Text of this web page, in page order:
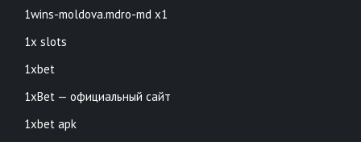
1wins-moldova.mdro-md x1
1x slots
1xbet
1xBet — официальный сайт
1xbet apk